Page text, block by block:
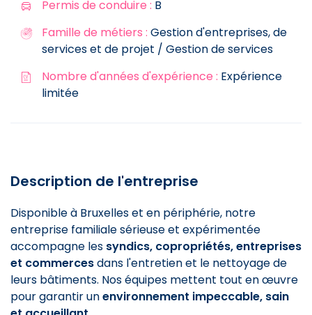
Permis de conduire : B
Famille de métiers : Gestion d'entreprises, de
services et de projet / Gestion de services
Nombre d'années d'expérience : Expérience
limitée
Description de l'entreprise
Disponible à Bruxelles et en périphérie, notre
entreprise familiale sérieuse et expérimentée
accompagne les syndics, copropriétés, entreprises
et commercesdans l'entretien et le nettoyage de
leurs bâtiments. Nos équipes mettent tout en œuvre
pour garantir unenvironnement impeccable, sain